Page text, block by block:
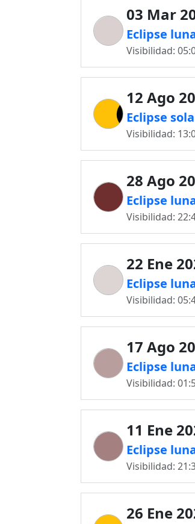
03 Mar
Eclipse
Visibilidad:
12 Ago
Eclipse
Visibilidad:
28 Ago
Eclipse
Visibilidad:
22 Ene
Eclipse
Visibilidad:
17 Ago
Eclipse
Visibilidad:
11 Ene
Eclipse
Visibilidad:
26 Ene